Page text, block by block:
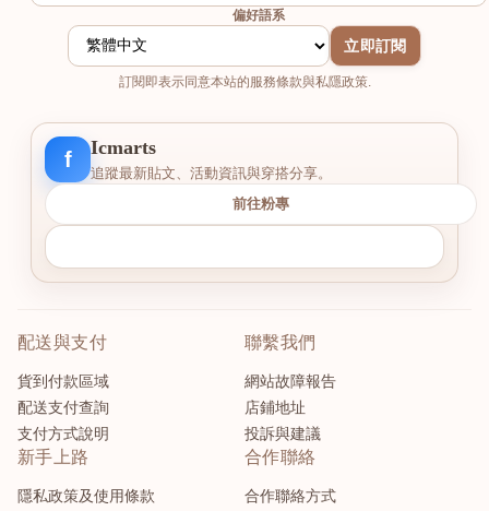
偏好語系
立即訂閱
訂閱即表示同意本站的服務條款與私隱政策.
f Icmarts
追蹤最新貼文、活動資訊與穿搭分享。
前往粉專
配送與支付
貨到付款區域
配送支付查詢
支付方式說明
聯繫我們
網站故障報告
店鋪地址
投訴與建議
新手上路
隱私政策及使用條款
合作聯絡
合作聯絡方式